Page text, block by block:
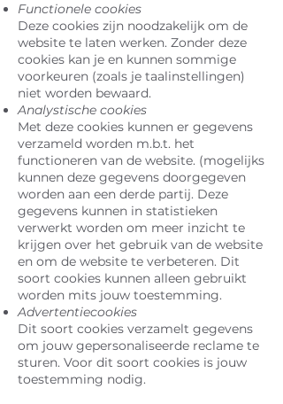
Functionele cookies
Deze cookies zijn noodzakelijk om de
website te laten werken. Zonder deze
cookies kan je en kunnen sommige
voorkeuren (zoals je taalinstellingen)
niet worden bewaard.
Analystische cookies
Met deze cookies kunnen er gegevens
verzameld worden m.b.t. het
functioneren van de website. (mogelijks
kunnen deze gegevens doorgegeven
worden aan een derde partij. Deze
gegevens kunnen in statistieken
verwerkt worden om meer inzicht te
krijgen over het gebruik van de website
en om de website te verbeteren. Dit
soort cookies kunnen alleen gebruikt
worden mits jouw toestemming.
Advertentiecookies
Dit soort cookies verzamelt gegevens
om jouw gepersonaliseerde reclame te
sturen. Voor dit soort cookies is jouw
toestemming nodig.